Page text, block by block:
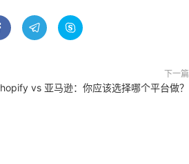
 
下一篇
vs 亚马逊：你应该选择哪个平台做？